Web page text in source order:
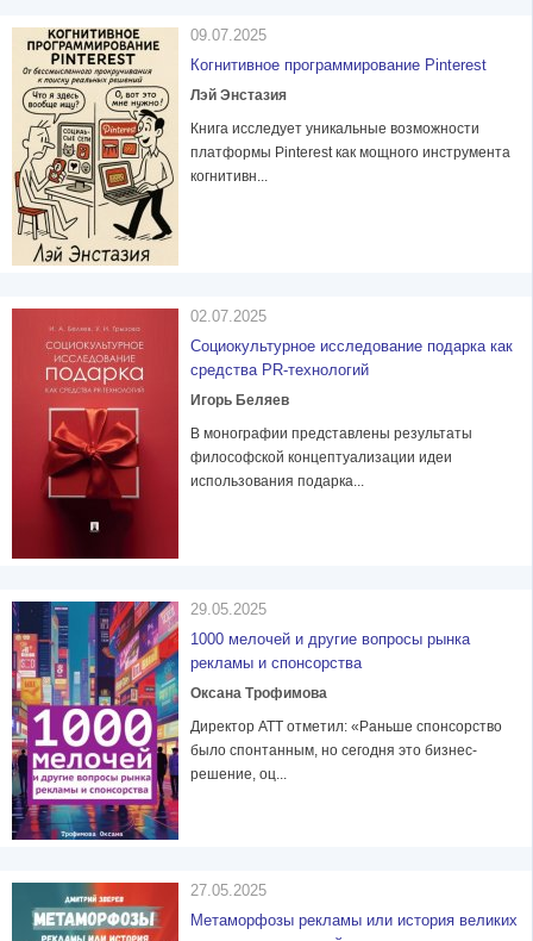
09.07.2025
Когнитивное программирование Pinterest
Лэй Энстазия
Книга исследует уникальные возможности
платформы Pinterest как мощного инструмента
когнитивн...
02.07.2025
Социокультурное исследование подарка как
средства PR-технологий
Игорь Беляев
В монографии представлены результаты
философской концептуализации идеи
использования подарка...
29.05.2025
1000 мелочей и другие вопросы рынка
рекламы и спонсорства
Оксана Трофимова
Директор ATT отметил: «Раньше спонсорство
было спонтанным, но сегодня это бизнес-
решение, оц...
27.05.2025
Метаморфозы рекламы или история великих